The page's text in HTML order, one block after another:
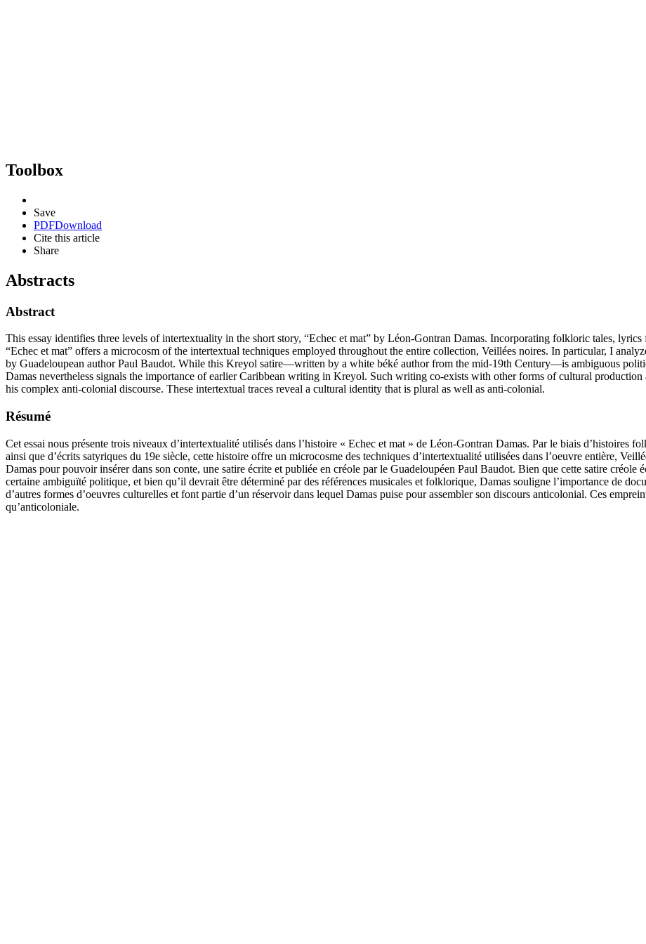
Toolbox
Save
PDFDownload
Cite this article
Share
Abstracts
Abstract
This essay identifies three levels of intertextuality in the short story, “Echec et mat” by Léon-Gontran Damas. Incorporating folkloric tales,
“Echec et mat” offers a microcosm of the intertextual techniques employed throughout the entire collection, Veillées noires. In particular, I
by Guadeloupean author Paul Baudot. While this Kreyol satire—written by a white béké author from the mid-19th Century—is ambiguous
Damas nevertheless signals the importance of earlier Caribbean writing in Kreyol. Such writing co-exists with other forms of cultural
his complex anti-colonial discourse. These intertextual traces reveal a cultural identity that is plural as well as anti-colonial.
Résumé
Cet essai nous présente trois niveaux d’intertextualité utilisés dans l’histoire « Echec et mat » de Léon-Gontran Damas. Par le biais d’histoires
ainsi que d’écrits satyriques du 19e siècle, cette histoire offre un microcosme des techniques d’intertextualité utilisées dans l’oeuvre entière,
Damas pour pouvoir insérer dans son conte, une satire écrite et publiée en créole par le Guadeloupéen Paul Baudot. Bien que cette satire créole
certaine ambiguïté politique, et bien qu’il devrait être déterminé par des références musicales et folklorique, Damas souligne l’importance de
d’autres formes d’oeuvres culturelles et font partie d’un réservoir dans lequel Damas puise pour assembler son discours anticolonial. Ces
qu’anticoloniale.